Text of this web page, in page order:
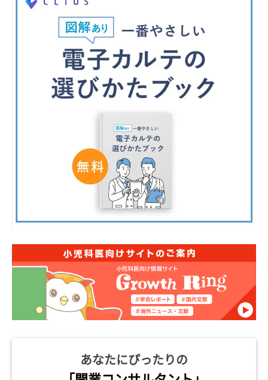
あなたにぴったりの